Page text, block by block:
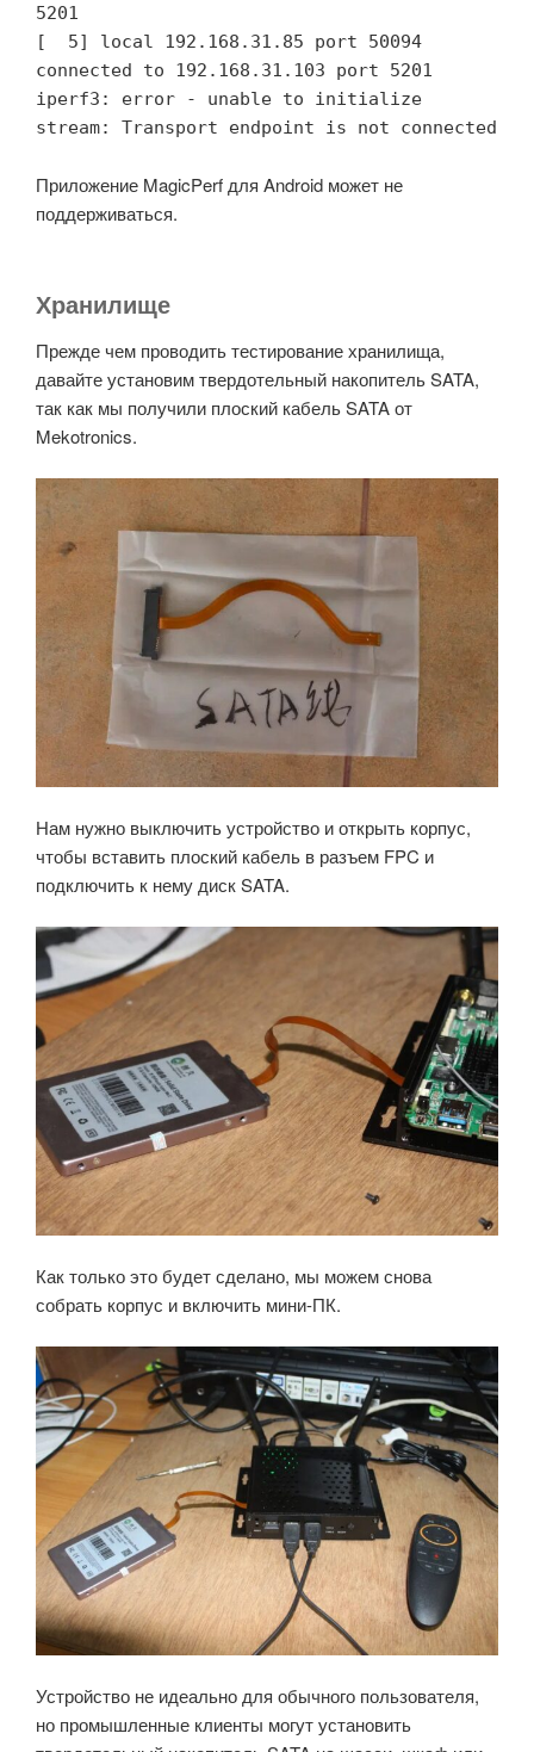
5201
[  5] local 192.168.31.85 port 50094
connected to 192.168.31.103 port 5201
iperf3: error - unable to initialize
stream: Transport endpoint is not connected
Приложение MagicPerf для Android может не
поддерживаться.
Хранилище
Прежде чем проводить тестирование хранилища,
давайте установим твердотельный накопитель SATA,
так как мы получили плоский кабель SATA от
Mekotronics.
Нам нужно выключить устройство и открыть корпус,
чтобы вставить плоский кабель в разъем FPC и
подключить к нему диск SATA.
Как только это будет сделано, мы можем снова
собрать корпус и включить мини-ПК.
Устройство не идеально для обычного пользователя,
но промышленные клиенты могут установить